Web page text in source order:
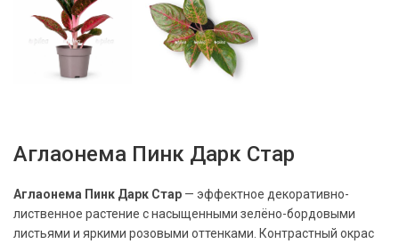
Аглаонема Пинк Дарк Стар
Аглаонема Пинк Дарк Стар — эффектное декоративно-
лиственное растение с насыщенными зелёно-бордовыми
листьями и яркими розовыми оттенками. Контрастный окрас